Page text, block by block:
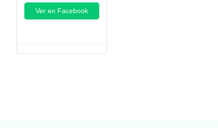
Ver en Facebook